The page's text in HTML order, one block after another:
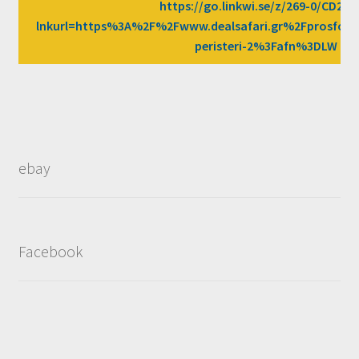
https://go.linkwi.se/z/269-0/
peristeri-2%3Fafn%3DLW
ebay
Facebook